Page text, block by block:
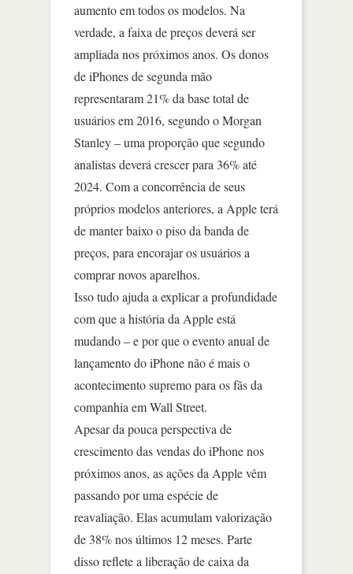
aumento em todos os modelos. Na
verdade, a faixa de preços deverá ser
ampliada nos próximos anos. Os donos
de iPhones de segunda mão
representaram 21% da base total de
usuários em 2016, segundo o Morgan
Stanley – uma proporção que segundo
analistas deverá crescer para 36% até
2024. Com a concorrência de seus
próprios modelos anteriores, a Apple terá
de manter baixo o piso da banda de
preços, para encorajar os usuários a
comprar novos aparelhos.
Isso tudo ajuda a explicar a profundidade
com que a história da Apple está
mudando – e por que o evento anual de
lançamento do iPhone não é mais o
acontecimento supremo para os fãs da
companhia em Wall Street.
Apesar da pouca perspectiva de
crescimento das vendas do iPhone nos
próximos anos, as ações da Apple vêm
passando por uma espécie de
reavaliação. Elas acumulam valorização
de 38% nos últimos 12 meses. Parte
disso reflete a liberação de caixa da